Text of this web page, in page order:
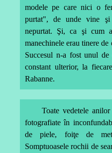
modele pe care nici o
purtat", de unde vine
nepurtat. Şi, ca şi cum
manechinele erau tinere
Succesul n-a fost unul
constant ulterior, la
Rabanne.
Toate vedetele
fotografiate în
de piele, foiţe de
Somptuoasele rochii de